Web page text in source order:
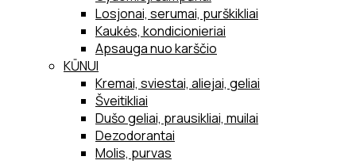
Losjonai, serumai, purškikliai
Kaukės, kondicionieriai
Apsauga nuo karščio
KŪNUI
Kremai, sviestai, aliejai, geliai
Šveitikliai
Dušo geliai, prausikliai, muilai
Dezodorantai
Molis, purvas